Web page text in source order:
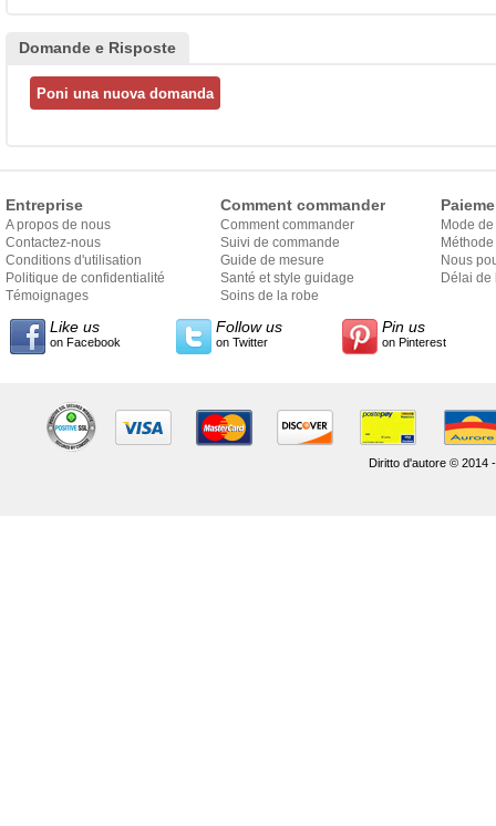
Domande e Risposte
Entreprise
A propos de nous
Contactez-nous
Conditions d'utilisation
Politique de confidentialité
Témoignages
Comment commander
Comment commander
Suivi de commande
Guide de mesure
Santé et style guidage
Soins de la robe
Mode
Nous
Délai de
Like us
on Facebook
Follow us
on Twitter
Pin us
on Pinterest
Diritto d'autore © 2014